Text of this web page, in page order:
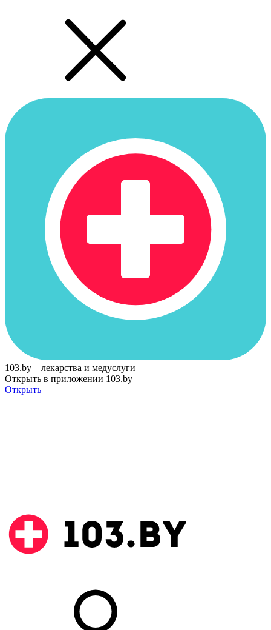
103.by – лекарства и медуслуги
Открыть в приложении 103.by
Открыть